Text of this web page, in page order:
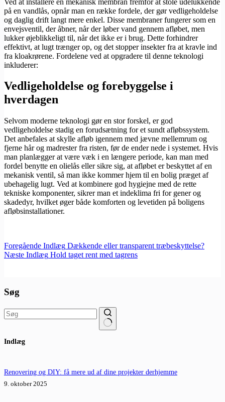
på en vandlås, opnår man en række fordele, der gør vedligeholdelse
og daglig drift langt mere enkel. Disse membraner fungerer som en
envejsventil, der åbner, når der løber vand gennem afløbet, men
lukker øjeblikkeligt til, når det ikke er i brug. Dette forhindrer
effektivt, at lugt trænger op, og det stopper insekter fra at kravle ind
fra kloakrørene. Fordelene ved at opgradere til denne teknologi
inkluderer:
Vedligeholdelse og forebyggelse i
hverdagen
Selvom moderne teknologi gør en stor forskel, er god
vedligeholdelse stadig en forudsætning for et sundt afløbssystem.
Det anbefales at skylle afløb igennem med jævne mellemrum og
fjerne hår og madrester fra risten, før de ender nede i systemet. Hvis
man planlægger at være væk i en længere periode, kan man med
fordel benytte en olielås eller sikre sig, at afløbet er beskyttet af en
mekanisk ventil, så man ikke kommer hjem til en bolig præget af
ubehagelig lugt. Ved at kombinere god hygiejne med de rette
tekniske komponenter, sikrer man et indeklima fri for gener og
skadedyr, hvilket øger både komforten og levetiden på boligens
afløbsinstallationer.
Foregående Indlæg Dækkende eller transparent træbeskyttelse?
Næste Indlæg Hold taget rent med tagrens
Søg
resultater
Indlæg
Renovering og DIY: få mere ud af dine projekter derhjemme
9. oktober 2025